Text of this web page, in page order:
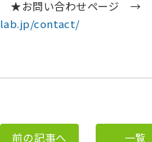
★お問い合わせページ →
lab.jp/contact/
前の記事へ 一覧